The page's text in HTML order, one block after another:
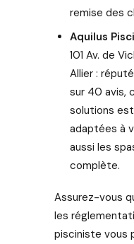
remise des
Aquilus
101 Av. de
Allier :
sur 40 avis,
solutions
adaptées à
aussi les
complète.
Assurez-vous
les
pisciniste vous